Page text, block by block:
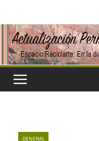
contenido
GENERAL